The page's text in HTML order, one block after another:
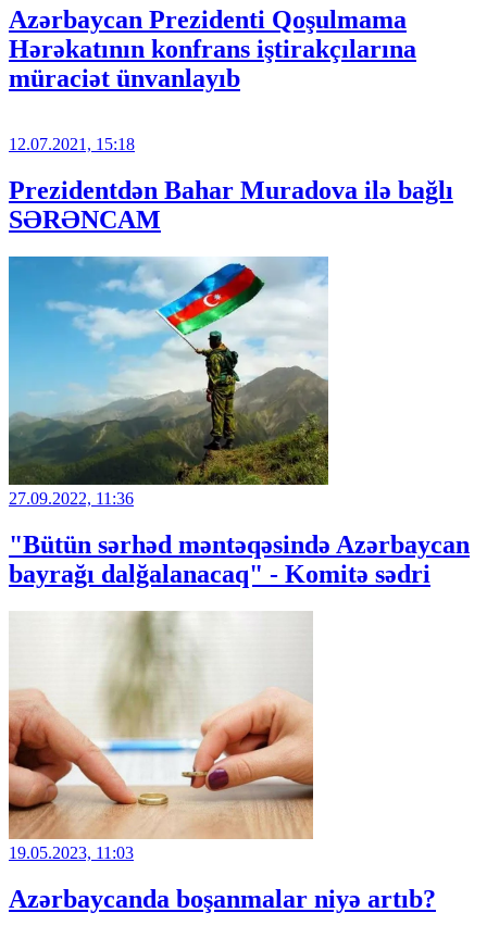
Azərbaycan Prezidenti Qoşulmama
Hərəkatının konfrans iştirakçılarına
müraciət ünvanlayıb
12.07.2021, 15:18
Prezidentdən Bahar Muradova ilə bağlı
SƏRƏNCAM
27.09.2022, 11:36
"Bütün sərhəd məntəqəsində Azərbaycan
bayrağı dalğalanacaq" - Komitə sədri
19.05.2023, 11:03
Azərbaycanda boşanmalar niyə artıb?